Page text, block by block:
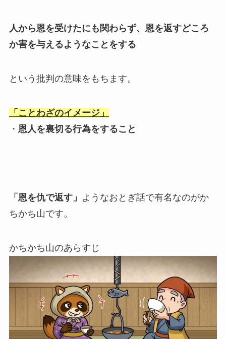
人から恩を受けたにも関わらず、恩を返すどころ
か害を与えるようなことをする
という批判の意味をもちます。
「ことわざのイメージ」
・ 恩人を裏切る行為をすること
「恩を仇で返す」 ようなおとぎ話で有名なのがか
ちかち山です。
かちかち山のあらすじ